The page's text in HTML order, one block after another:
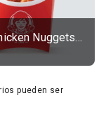
Spicy Chicken Nuggets, without sauce
pueden ser